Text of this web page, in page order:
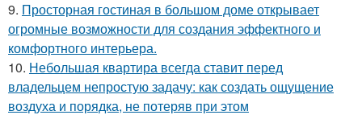
9. Просторная гостиная в большом доме открывает
огромные возможности для создания эффектного и
комфортного интерьера.
10. Небольшая квартира всегда ставит перед
владельцем непростую задачу: как создать ощущение
воздуха и порядка, не потеряв при этом